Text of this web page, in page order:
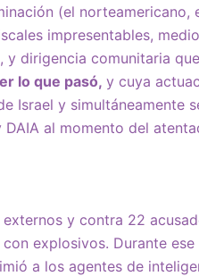
(el norteamericano,
impresentables,
y dirigencia comunitaria que
lo que pasó, y cuya
Israel y simultáneamente
al momento del
y contra 22
explosivos. Durante ese
a los agentes de